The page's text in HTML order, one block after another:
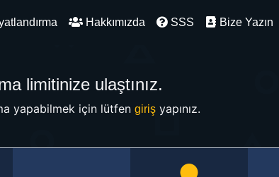
Hakkımızda SSS Bize Yazın
limitinize ulaştınız.
yapabilmek için lütfen girişyapınız.